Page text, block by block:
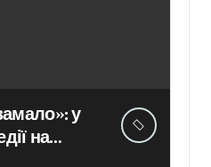
у
на